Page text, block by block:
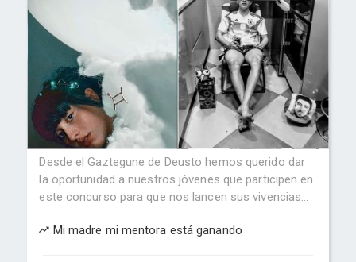
Desde el Gaztegune de Deusto hemos querido dar
la oportunidad a nuestros jóvenes que participen en
este concurso para que nos lancen sus vivencias...
Mi madre mi mentora está ganando